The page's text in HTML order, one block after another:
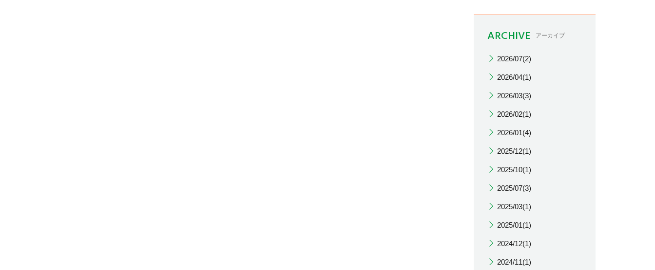
ARCHIVE アーカイブ
2026/07(2)
2026/04(1)
2026/03(3)
2026/02(1)
2026/01(4)
2025/12(1)
2025/10(1)
2025/07(3)
2025/03(1)
2025/01(1)
2024/12(1)
2024/11(1)